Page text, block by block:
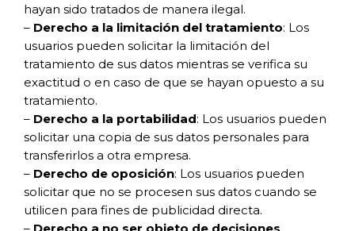
hayan sido tratados de manera ilegal.
– Derecho a la limitación del tratamiento: Los
usuarios pueden solicitar la limitación del
tratamiento de sus datos mientras se verifica su
exactitud o en caso de que se hayan opuesto a su
tratamiento.
– Derecho a la portabilidad: Los usuarios pueden
solicitar una copia de sus datos personales para
transferirlos a otra empresa.
– Derecho de oposición: Los usuarios pueden
solicitar que no se procesen sus datos cuando se
utilicen para fines de publicidad directa.
– Derecho a no ser objeto de decisiones